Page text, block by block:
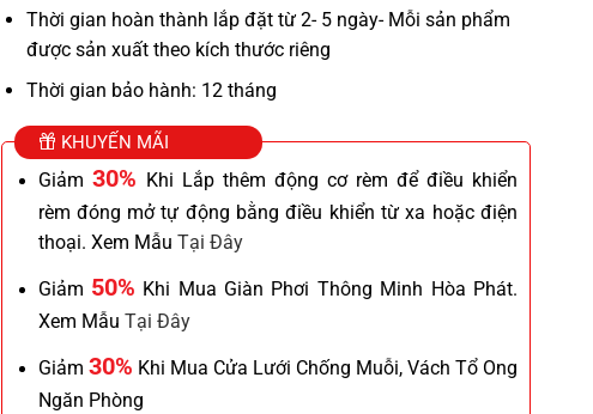
Thời gian hoàn thành lắp đặt từ 2- 5 ngày- Mỗi sản phẩm
được sản xuất theo kích thước riêng
Thời gian bảo hành: 12 tháng
KHUYẾN MÃI
Giảm 30% Khi Lắp thêm động cơ rèm để điều khiển
rèm đóng mở tự động bằng điều khiển từ xa hoặc điện
thoại. Xem Mẫu Tại Đây
Giảm 50% Khi Mua Giàn Phơi Thông Minh Hòa Phát.
Xem Mẫu Tại Đây
Giảm 30% Khi Mua Cửa Lưới Chống Muỗi, Vách Tổ Ong
Ngăn Phòng